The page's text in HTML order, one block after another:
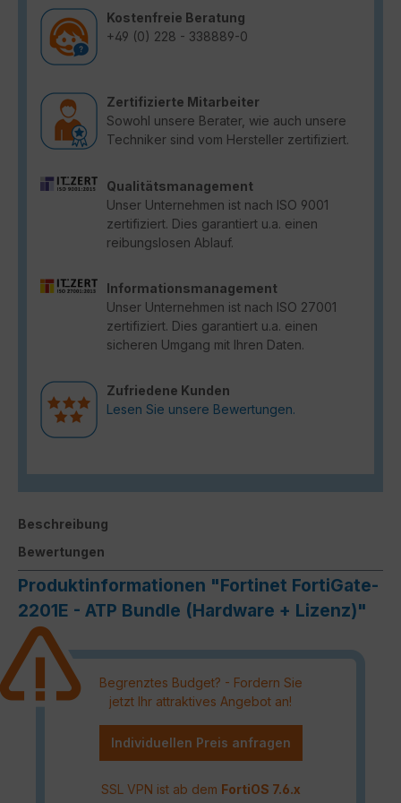
Kostenfreie Beratung
+49 (0) 228 - 338889-0
Zertifizierte Mitarbeiter
Sowohl unsere Berater, wie auch unsere
Techniker sind vom Hersteller zertifiziert.
Qualitätsmanagement
Unser Unternehmen ist nach ISO 9001
zertifiziert. Dies garantiert u.a. einen
reibungslosen Ablauf.
Informationsmanagement
Unser Unternehmen ist nach ISO 27001
zertifiziert. Dies garantiert u.a. einen
sicheren Umgang mit Ihren Daten.
Zufriedene Kunden
Lesen Sie unsere Bewertungen.
Beschreibung
Bewertungen
Produktinformationen "Fortinet FortiGate-
2201E - ATP Bundle (Hardware + Lizenz)"
Begrenztes Budget? - Fordern Sie
jetzt Ihr attraktives Angebot an!
Individuellen Preis anfragen
SSL VPN ist ab dem FortiOS 7.6.x